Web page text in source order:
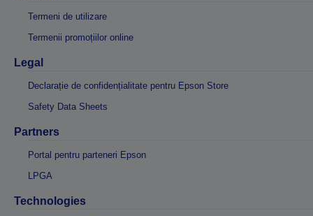
Termeni de utilizare
Termenii promoțiilor online
Legal
Declarație de confidențialitate pentru Epson Store
Safety Data Sheets
Partners
Portal pentru parteneri Epson
LPGA
Technologies